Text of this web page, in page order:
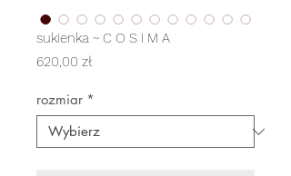
sukienka ~ C O S I M A
620,00 złCena
rozmiar *